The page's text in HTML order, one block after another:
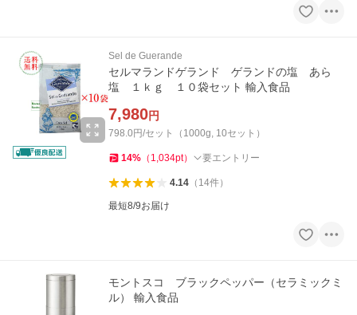
Sel de Guerande
セルマランドゲランド ゲランドの塩 あら
塩 １ｋｇ １０袋セット 輸入食品
7,980円
798.0円/セット（1000g, 10セット）
14% （ 1,034pt） 要エントリー
4.14（ 14件）
最短8/9お届け
モントスコ ブラックペッパー（セラミックミ
ル） 輸入食品